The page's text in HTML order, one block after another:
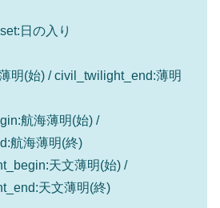
日の入り
明(始) / civil_twilight_end:薄明
航海薄明(始) /
航海薄明(終)
天文薄明(始) /
天文薄明(終)